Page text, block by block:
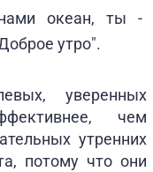
океан, ты -
утро".
уверенных
чем
утренних
потому что они